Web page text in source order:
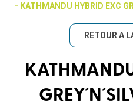
- KATHMANDU HYBRID EXC
RETOUR A